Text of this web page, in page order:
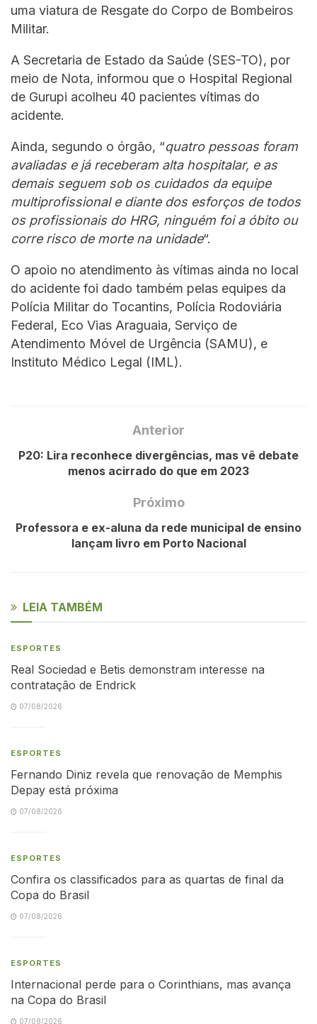
uma viatura de Resgate do Corpo de Bombeiros
Militar.
A Secretaria de Estado da Saúde (SES-TO), por
meio de Nota, informou que o Hospital Regional
de Gurupi acolheu 40 pacientes vítimas do
acidente.
Ainda, segundo o órgão, “quatro pessoas foram
avaliadas e já receberam alta hospitalar, e as
demais seguem sob os cuidados da equipe
multiprofissional e diante dos esforços de todos
os profissionais do HRG, ninguém foi a óbito ou
corre risco de morte na unidade“.
O apoio no atendimento às vítimas ainda no local
do acidente foi dado também pelas equipes da
Polícia Militar do Tocantins, Polícia Rodoviária
Federal, Eco Vias Araguaia, Serviço de
Atendimento Móvel de Urgência (SAMU), e
Instituto Médico Legal (IML).
Anterior
P20: Lira reconhece divergências, mas vê debate
menos acirrado do que em 2023
Próximo
Professora e ex-aluna da rede municipal de ensino
lançam livro em Porto Nacional
LEIA TAMBÉM
ESPORTES
Real Sociedad e Betis demonstram interesse na
contratação de Endrick
07/08/2026
ESPORTES
Fernando Diniz revela que renovação de Memphis
Depay está próxima
07/08/2026
ESPORTES
Confira os classificados para as quartas de final da
Copa do Brasil
07/08/2026
ESPORTES
Internacional perde para o Corinthians, mas avança
na Copa do Brasil
07/08/2026